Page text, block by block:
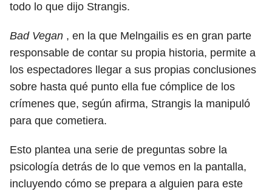
todo lo que dijo Strangis.
Bad Vegan , en la que Melngailis es en gran parte
responsable de contar su propia historia, permite a
los espectadores llegar a sus propias conclusiones
sobre hasta qué punto ella fue cómplice de los
crímenes que, según afirma, Strangis la manipuló
para que cometiera.
Esto plantea una serie de preguntas sobre la
psicología detrás de lo que vemos en la pantalla,
incluyendo cómo se prepara a alguien para este